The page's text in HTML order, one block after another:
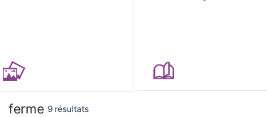
ferme 9 résultats